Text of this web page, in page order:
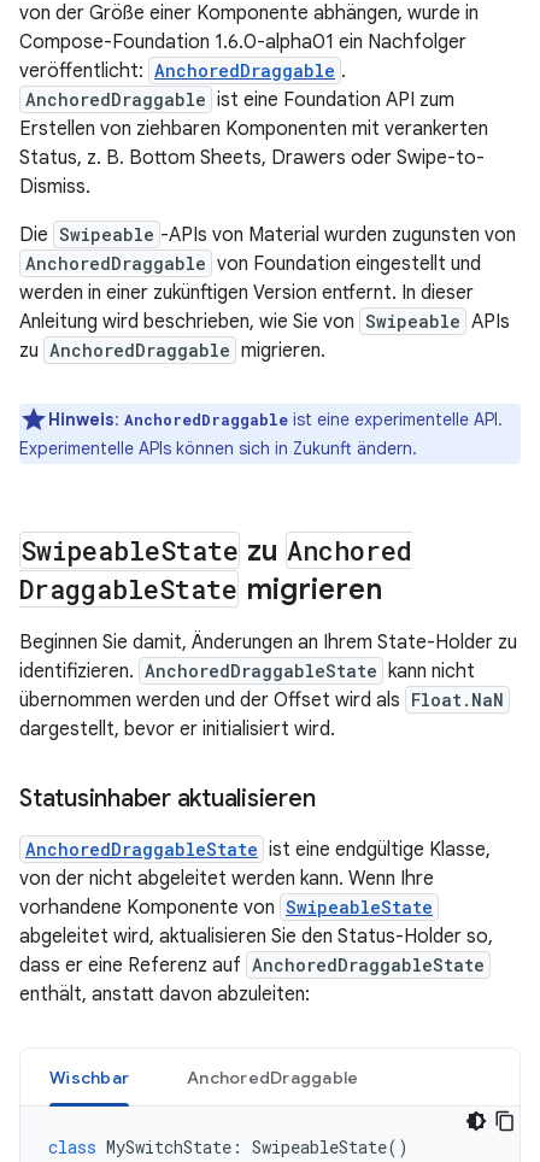
von der Größe einer Komponente abhängen, wurde in
Compose-Foundation 1.6.0-alpha01 ein Nachfolger
veröffentlicht: AnchoredDraggable .
AnchoredDraggable ist eine Foundation API zum
Erstellen von ziehbaren Komponenten mit verankerten
Status, z. B. Bottom Sheets, Drawers oder Swipe-to-
Dismiss.
Die Swipeable -APIs von Material wurden zugunsten von
AnchoredDraggable von Foundation eingestellt und
werden in einer zukünftigen Version entfernt. In dieser
Anleitung wird beschrieben, wie Sie von Swipeable APIs
zu AnchoredDraggable migrieren.
Hinweis: AnchoredDraggable ist eine experimentelle API.
Experimentelle APIs können sich in Zukunft ändern.
SwipeableState zu Anchored
DraggableState migrieren
Beginnen Sie damit, Änderungen an Ihrem State-Holder zu
identifizieren. AnchoredDraggableState kann nicht
übernommen werden und der Offset wird als Float.NaN
dargestellt, bevor er initialisiert wird.
Statusinhaber aktualisieren
AnchoredDraggableState ist eine endgültige Klasse,
von der nicht abgeleitet werden kann. Wenn Ihre
vorhandene Komponente von SwipeableState
abgeleitet wird, aktualisieren Sie den Status-Holder so,
dass er eine Referenz auf AnchoredDraggableState
enthält, anstatt davon abzuleiten:
Wischbar AnchoredDraggable
class MySwitchState: SwipeableState